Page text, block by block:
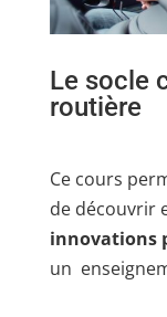
Le socle
routière
Ce cours
de découvrir
innovations
un